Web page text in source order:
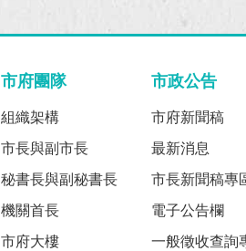
市府團隊
組織架構
市長與副市長
秘書長與副秘書長
機關首長
市府大樓
市政公告
市府新聞稿
最新消息
市長新聞稿專
電子公告欄
一般徵收查詢